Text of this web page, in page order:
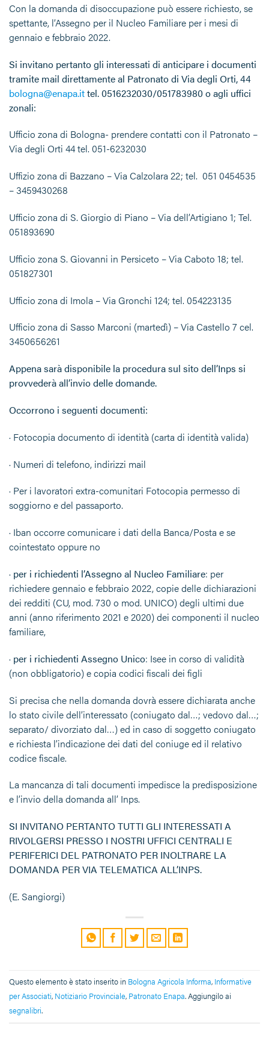
Con la domanda di disoccupazione può essere richiesto, se
spettante, l’Assegno per il Nucleo Familiare per i mesi di
gennaio e febbraio 2022.
Si invitano pertanto gli interessati di anticipare i documenti
tramite mail direttamente al Patronato di Via degli Orti, 44
bologna@enapa.ittel. 0516232030/051783980 o agli uffici
zonali:
Ufficio zona di Bologna- prendere contatti con il Patronato –
Via degli Orti 44 tel. 051-6232030
Uffizio zona di Bazzano – Via Calzolara 22; tel. 051 0454535
– 3459430268
Ufficio zona di S. Giorgio di Piano – Via dell’Artigiano 1; Tel.
051893690
Ufficio zona S. Giovanni in Persiceto – Via Caboto 18; tel.
051827301
Ufficio zona di Imola – Via Gronchi 124; tel. 054223135
Ufficio zona di Sasso Marconi (martedì) – Via Castello 7 cel.
3450656261
Appena sarà disponibile la procedura sul sito dell’Inps si
provvederà all’invio delle domande.
Occorrono i seguenti documenti:
· Fotocopia documento di identità (carta di identità valida)
· Numeri di telefono, indirizzi mail
· Per i lavoratori extra-comunitari Fotocopia permesso di
soggiorno e del passaporto.
· Iban occorre comunicare i dati della Banca/Posta e se
cointestato oppure no
· per i richiedenti l’Assegno al Nucleo Familiare: per
richiedere gennaio e febbraio 2022, copie delle dichiarazioni
dei redditi (CU, mod. 730 o mod. UNICO) degli ultimi due
anni (anno riferimento 2021 e 2020) dei componenti il nucleo
familiare,
· per i richiedenti Assegno Unico: Isee in corso di validità
(non obbligatorio) e copia codici fiscali dei figli
Si precisa che nella domanda dovrà essere dichiarata anche
lo stato civile dell’interessato (coniugato dal…; vedovo dal…;
separato/ divorziato dal…) ed in caso di soggetto coniugato
e richiesta l’indicazione dei dati del coniuge ed il relativo
codice fiscale.
La mancanza di tali documenti impedisce la predisposizione
e l’invio della domanda all’ Inps.
SI INVITANO PERTANTO TUTTI GLI INTERESSATI A
RIVOLGERSI PRESSO I NOSTRI UFFICI CENTRALI E
PERIFERICI DEL PATRONATO PER INOLTRARE LA
DOMANDA PER VIA TELEMATICA ALL’INPS.
(E. Sangiorgi)
Questo elemento è stato inserito in Bologna Agricola Informa, Informative
per Associati, Notiziario Provinciale, Patronato Enapa. Aggiungilo ai
segnalibri.